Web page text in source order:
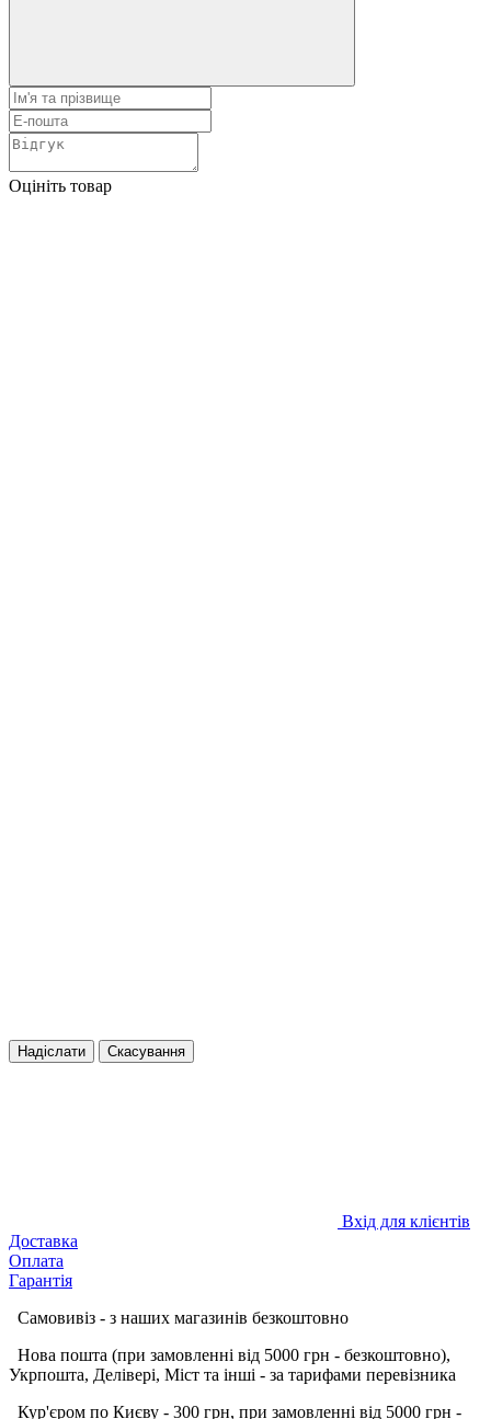
Оцініть товар
Надіслати Скасування
Вхід для клієнтів
Доставка
Оплата
Гарантія
Самовивіз - з наших магазинів безкоштовно
Нова пошта (при замовленні від 5000 грн - безкоштовно),
Укрпошта, Делівері, Міст та інші - за тарифами перевізника
Кур'єром по Києву - 300 грн, при замовленні від 5000 грн -